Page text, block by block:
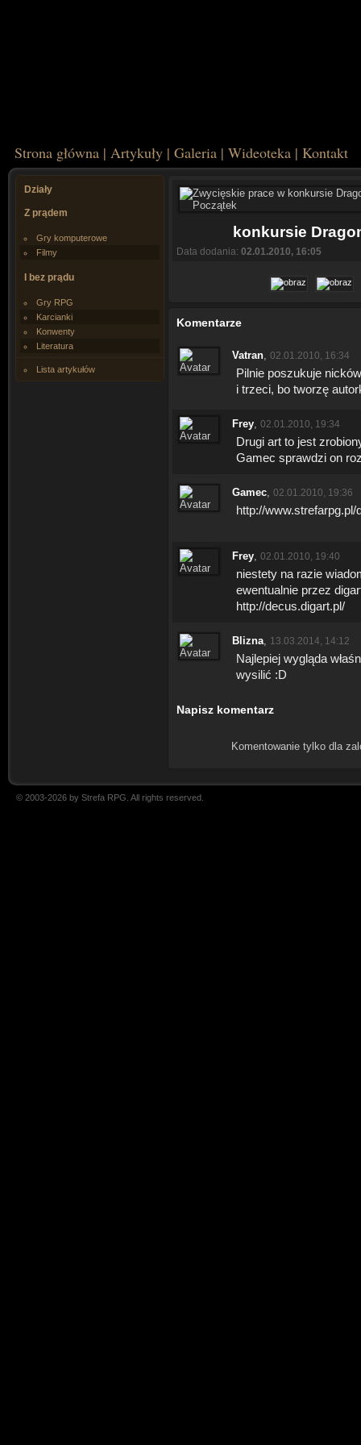
Strona główna | Artykuły | Galeria | Wideoteka | Kontakt
Działy
Z prądem
Gry komputerowe
Filmy
I bez prądu
Gry RPG
Karcianki
Konwenty
Literatura
Lista artykułów
konkursie
Data dodania: 02.01.2010, 16:05
Komentarze
Vatran, 02.01.2010, 16:34
Pilnie poszukuje
i trzeci, bo tworzę
Frey, 02.01.2010, 19:34
Drugi art to jest
Gamec sprawdzi on
Gamec, 02.01.2010, 19:36
http://
Frey, 02.01.2010, 19:40
niestety na razie
ewentualnie przez
http://decus.digart.pl/
Blizna, 13.03.2014, 14:12
Najlepiej wygląda
wysilić :D
Napisz komentarz
Komentowanie tylko dla
© 2003-2026 by Strefa RPG. All rights reserved.